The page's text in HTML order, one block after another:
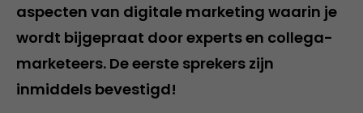
aspecten van digitale marketing waarin je
wordt bijgepraat door experts en collega-
marketeers. De eerste sprekers zijn
inmiddels bevestigd!